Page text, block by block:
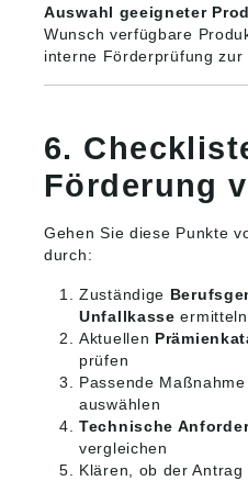
Auswahl geeigneter
Wunsch verfügbare
interne Förderprüfung zur
6.
Förderung
Gehen Sie diese Punkte
durch:
Zuständige
Unfallkasse ermitteln
Aktuellen
prüfen
Passende
auswählen
Technische
vergleichen
Klären, ob der Antrag